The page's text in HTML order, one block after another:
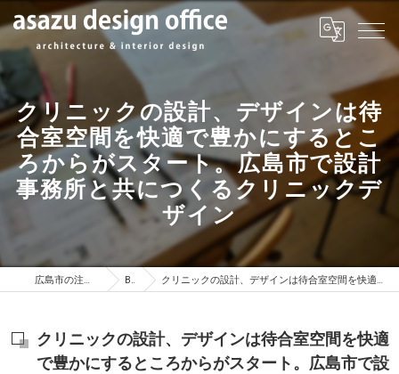
クリニックの設計、デザインは待
合室空間を快適で豊かにするとこ
ろからがスタート。広島市で設計
事務所と共につくるクリニックデ
ザイン
広島市の注文住宅はasazu design office BLOG クリニックの設計、デザインは待合室空間を快適で豊かにするところからがスタート。広島市で設計事務所と共につくるクリニックデザイン
クリニックの設計、デザインは待合室空間を快適
で豊かにするところからがスタート。広島市で設